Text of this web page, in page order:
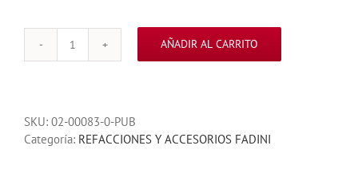
LLAVE
FADINI
cantidad
AÑADIR AL CARRITO
SKU: 02-00083-0-PUB
Categoría: REFACCIONES Y ACCESORIOS FADINI